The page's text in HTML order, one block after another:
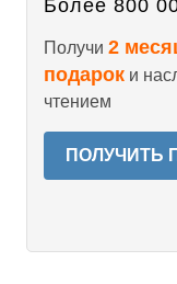
Более 800
Получи 2
подарок и
чтением
ПОЛУЧИТЬ